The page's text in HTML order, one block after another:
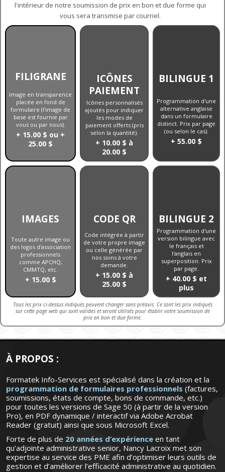
l'intérieur de notre soumission de prix en bon et due forme qui
vous sera transmise par courriel.
FILIGRANE
Image en transparence
placée en fond de
formulaire (l'image de
base est fournie par
vous ou par nous).
+ 15.00 $ ou +
25.00 $
ICÔNES
PAIEMENT
Icônes personnalisés
ajoutés pour indiquer
les modes de
paiement offerts (pris
selon la quantité).
+ 10.00 $ à
20.00 $
BILINGUE 1
Programmation d'une
alternative anglaise
dans un formulaire
distinct. Prix par page
(ou selon le cas).
+ 55.00 $
IMAGES
Toute autre image ou
des logos d'association
professionnels
comme APCHQ,
CMMTQ, etc.
+ 15.00 $
CODE QR
Code intégrée à partir
de votre propre image
ou celle générée par
nos soins à votre
demande.
+ 15.00 $ à
25.00 $
BILINGUE 2
Programmation d'une
version bilingue avec
le français et
l'anglais en
superposition. Prix
par page.
+ 40.00 $ et
plus
Tous les prix ci-dessus indiqués peuvent changer sans préavis. Ce sont les prix indiqués
sur cette page web qui sont valides et seront utilisés pour établir votre soumission de
prix en bon et due forme.
À PROPOS :
Formatek Info-Services est spécialisé dans la création et la
programmation de formulaires professionnels (factures,
soumissions, états de compte, bons de commande, etc.)
pour toutes les versions de Sage 50 (à partir de la version
Pro), en PDF dynamique / interactif via Adobe Acrobat
Reader (gratuit) ainsi que sous Microsoft Excel.
Forte de plus de 20 années d’expérience en tant
qu’adjointe administrative senior, Nancy Lacroix met son
expertise au service des PME afin d’optimiser leurs outils de
gestion et d’améliorer l’efficacité administrative au quotidien.